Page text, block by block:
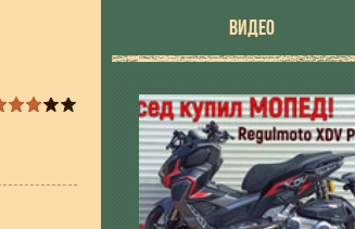
ВИДЕО